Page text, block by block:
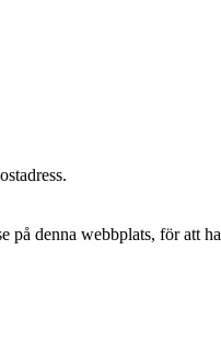
denna webbplats, för att